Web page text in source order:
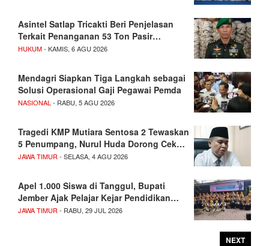
Asintel Satlap Tricakti Beri Penjelasan
Terkait Penanganan 53 Ton Pasir…
HUKUM- KAMIS, 6 AGU 2026
Mendagri Siapkan Tiga Langkah sebagai
Solusi Operasional Gaji Pegawai Pemda
NASIONAL - RABU, 5 AGU 2026
Tragedi KMP Mutiara Sentosa 2 Tewaskan
5 Penumpang, Nurul Huda Dorong Cek…
JAWA TIMUR - SELASA, 4 AGU 2026
Apel 1.000 Siswa di Tanggul, Bupati
Jember Ajak Pelajar Kejar Pendidikan…
JAWA TIMUR - RABU, 29 JUL 2026
NEXT